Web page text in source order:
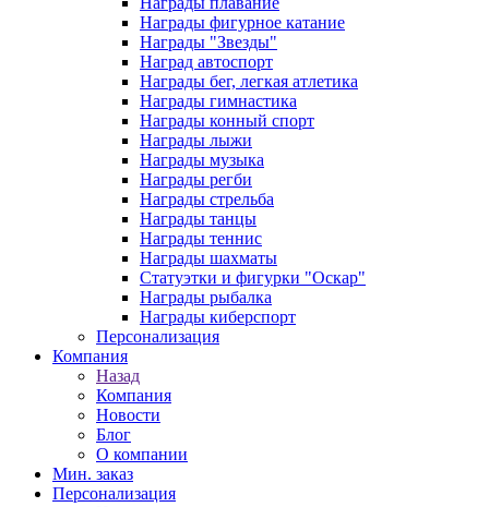
Награды фигурное катание
Награды "Звезды"
Наград автоспорт
Награды бег, легкая атлетика
Награды гимнастика
Награды конный спорт
Награды лыжи
Награды музыка
Награды регби
Награды стрельба
Награды танцы
Награды теннис
Награды шахматы
Статуэтки и фигурки "Оскар"
Награды рыбалка
Награды киберспорт
Персонализация
Компания
Назад
Компания
Новости
Блог
О компании
Мин. заказ
Персонализация